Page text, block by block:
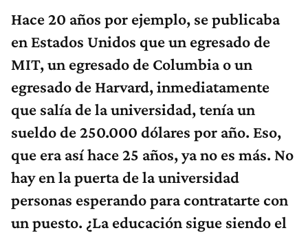
Hace 20 años por ejemplo, se publicaba
en Estados Unidos que un egresado de
MIT, un egresado de Columbia o un
egresado de Harvard, inmediatamente
que salía de la universidad, tenía un
sueldo de 250.000 dólares por año. Eso,
que era así hace 25 años, ya no es más. No
hay en la puerta de la universidad
personas esperando para contratarte con
un puesto. ¿La educación sigue siendo el